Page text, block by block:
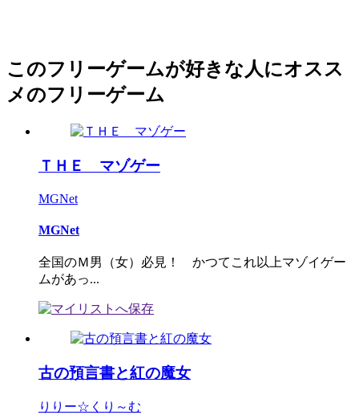
このフリーゲームが好きな人にオスス
メのフリーゲーム
ＴＨＥ マゾゲー
MGNet
MGNet
全国のＭ男（女）必見！ かつてこれ以上マゾイゲー
ムがあっ...
古の預言書と紅の魔女
りりー☆くり～む